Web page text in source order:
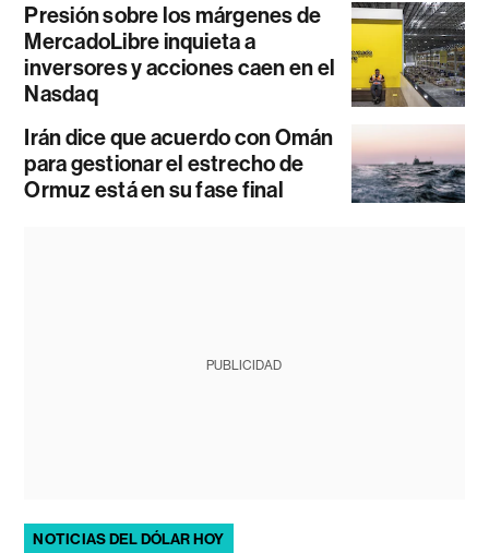
Presión sobre los márgenes de
MercadoLibre inquieta a
inversores y acciones caen en el
Nasdaq
Irán dice que acuerdo con Omán
para gestionar el estrecho de
Ormuz está en su fase final
PUBLICIDAD
NOTICIAS DEL DÓLAR HOY